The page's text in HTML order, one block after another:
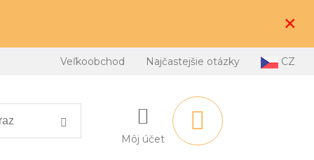
×
Veľkoobchod Najčastejšie otázky CZ
Môj účet